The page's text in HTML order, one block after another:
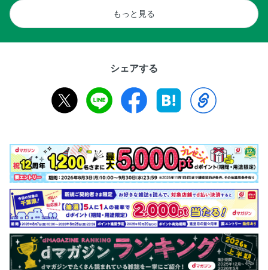
もっと見る
シェアする